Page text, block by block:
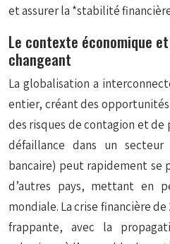
et assurer la *stabilité
Le contexte économique
changeant
La globalisation a
entier, créant des
des risques de contagion et de
défaillance dans un
bancaire) peut rapidement se
d’autres pays, mettant en
mondiale. La crise financière
frappante, avec la